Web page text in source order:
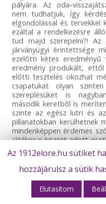
pályára. Az oda-
nem tudhatjuk, így
elgondolással és tervekkel
ezáltal a rendelkezésre
tud majd szerepelni?!
járványügyi érintettsége
ezelőtti kétes eredményű
eredmény produkált,
előtti tesztelés okozhat
csapatukat olyan
szereplésüket is
második keretből is
szinte az egész lutri és
pillanatokban kerülhetnek
mindenképpen érdemes
játékosai között adott
osztályt is megjárt
csak például Gosztonyi
László, Ötvös Bence,
egyébként a 2013/
szerepelt, Jelena Richárd
ebben az idényben már
Az 1912elore.hu sütiket
hozzájárulsz a sütik
Elutasítom